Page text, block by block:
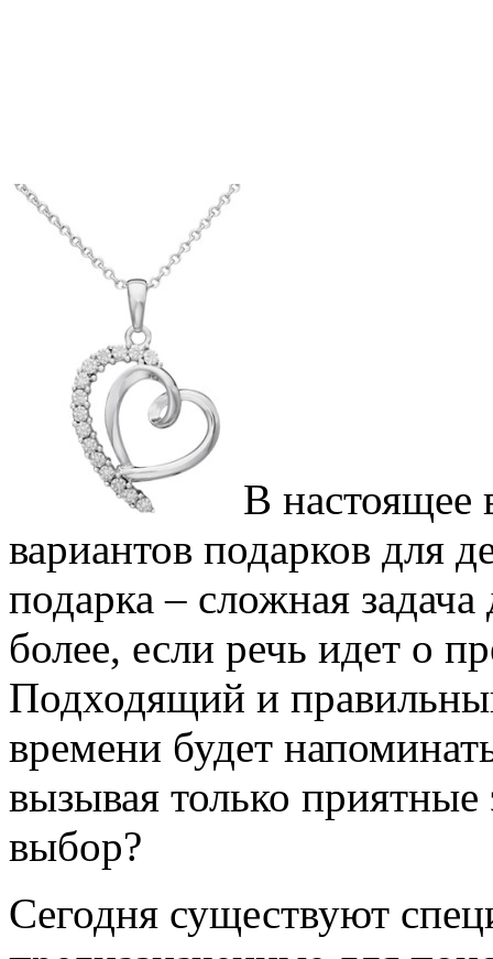
В настоящее
вариантов подарков для
подарка – сложная
более, если речь идет о
Подходящий и
времени будет
вызывая только
выбор?
Сегодня существуют